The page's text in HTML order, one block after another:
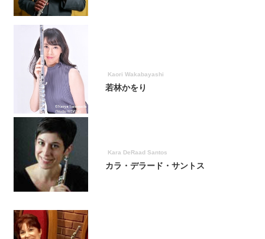
若林かをり
Kaori Wakabayashi
カラ・デラード・サントス
Kara DeRaad Santos